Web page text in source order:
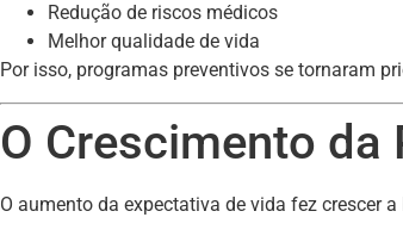
Redução de riscos médicos
Melhor qualidade de vida
Por isso, programas preventivos se tornaram
O Crescimento
O aumento da expectativa de vida fez crescer